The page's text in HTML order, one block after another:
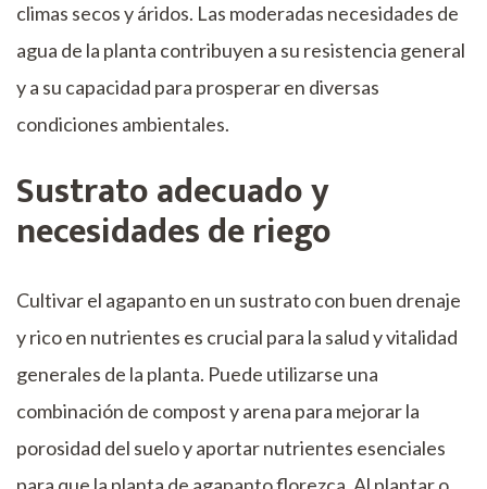
climas secos y áridos. Las moderadas necesidades de
agua de la planta contribuyen a su resistencia general
y a su capacidad para prosperar en diversas
condiciones ambientales.
Sustrato adecuado y
necesidades de riego
Cultivar el agapanto en un sustrato con buen drenaje
y rico en nutrientes es crucial para la salud y vitalidad
generales de la planta. Puede utilizarse una
combinación de compost y arena para mejorar la
porosidad del suelo y aportar nutrientes esenciales